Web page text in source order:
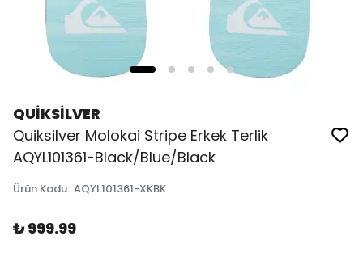
QUİKSİLVER
Quiksilver Molokai Stripe Erkek Terlik
AQYL101361-Black/Blue/Black
Ürün Kodu: AQYL101361-XKBK
₺ 999.99